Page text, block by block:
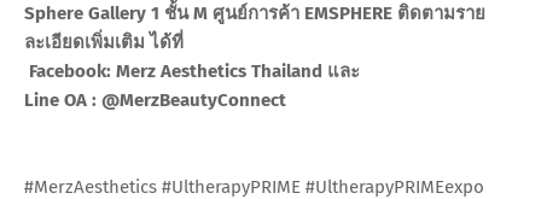
Sphere Gallery 1 ชั้น M ศูนย์การค้า EMSPHERE ติดตามราย
ละเอียดเพิ่มเติม ได้ที่
Facebook: Merz Aesthetics Thailand และ
Line OA : @MerzBeautyConnect
#MerzAesthetics #UltherapyPRIME #UltherapyPRIMEexpo